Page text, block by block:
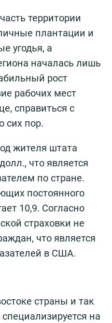
территории
плантации и
угодья, а
началась лишь
рост
рабочих мест
справиться с
сих пор.
жителя штата
что является
по стране.
постоянного
10,9. Согласно
страховки не
что является
в США.
страны и так
на